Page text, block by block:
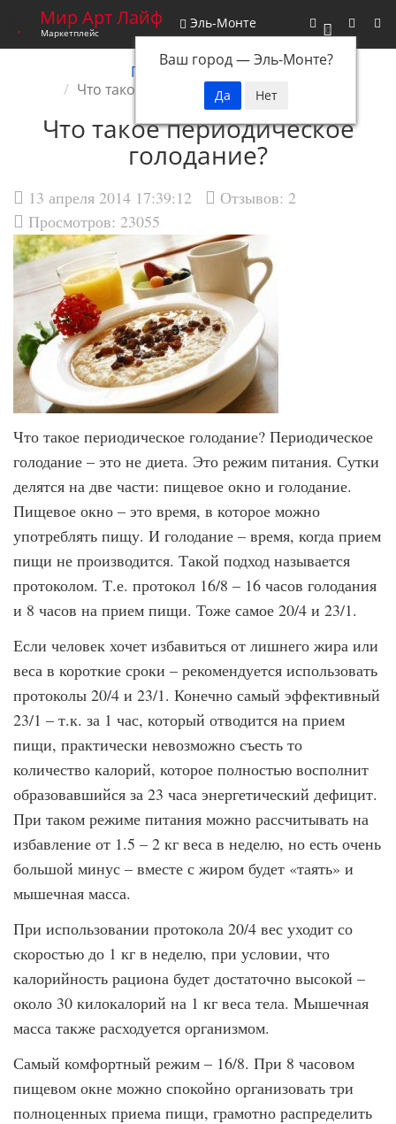
0
Мир Арт Лайф
Маркетплейс
Эль-Монте
Ваш город —Эль-Монте?
Главная
Новости
Что такое периодическое голодание?
Что такое периодическое
голодание?
13 апреля 2014 17:39:12 Отзывов: 2
Просмотров: 23055
Что такое периодическое голодание? Периодическое
голодание – это не диета. Это режим питания. Сутки
делятся на две части: пищевое окно и голодание.
Пищевое окно – это время, в которое можно
употреблять пищу. И голодание – время, когда прием
пищи не производится. Такой подход называется
протоколом. Т.е. протокол 16/8 – 16 часов голодания
и 8 часов на прием пищи. Тоже самое 20/4 и 23/1.
Если человек хочет избавиться от лишнего жира или
веса в короткие сроки – рекомендуется использовать
протоколы 20/4 и 23/1. Конечно самый эффективный
23/1 – т.к. за 1 час, который отводится на прием
пищи, практически невозможно съесть то
количество калорий, которое полностью восполнит
образовавшийся за 23 часа энергетический дефицит.
При таком режиме питания можно рассчитывать на
избавление от 1.5 – 2 кг веса в неделю, но есть очень
большой минус – вместе с жиром будет «таять» и
мышечная масса.
При использовании протокола 20/4 вес уходит со
скоростью до 1 кг в неделю, при условии, что
калорийность рациона будет достаточно высокой –
около 30 килокалорий на 1 кг веса тела. Мышечная
масса также расходуется организмом.
Самый комфортный режим – 16/8. При 8 часовом
пищевом окне можно спокойно организовать три
полноценных приема пищи, грамотно распределить